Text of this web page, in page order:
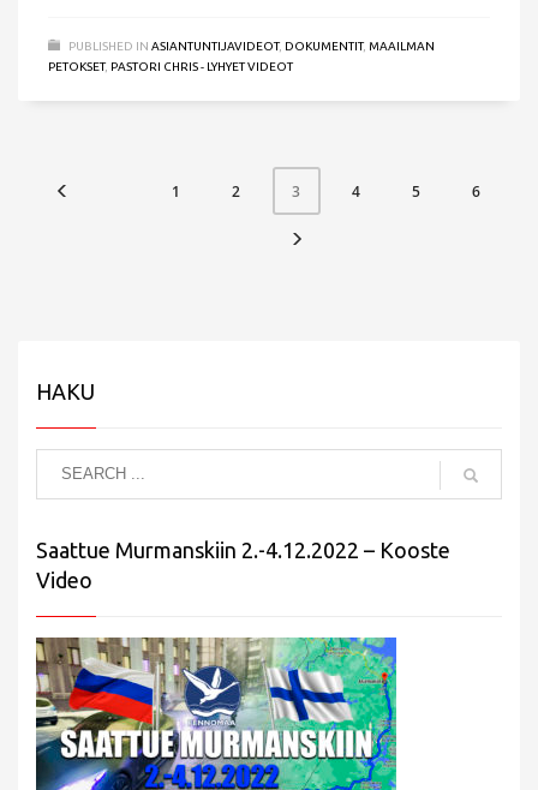
PUBLISHED IN ASIANTUNTIJAVIDEOT, DOKUMENTIT, MAAILMAN
PETOKSET, PASTORI CHRIS - LYHYET VIDEOT
1 2 3 4 5 6
HAKU
Saattue Murmanskiin 2.-4.12.2022 – Kooste
Video